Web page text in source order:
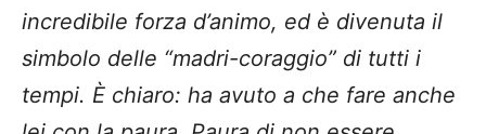
incredibile forza d’animo, ed è divenuta il
simbolo delle “madri-coraggio” di tutti i
tempi. È chiaro: ha avuto a che fare anche